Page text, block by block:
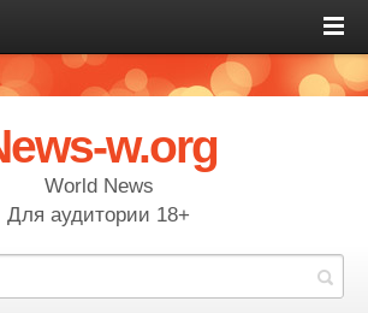
w.org
World News
Для аудитории 18+